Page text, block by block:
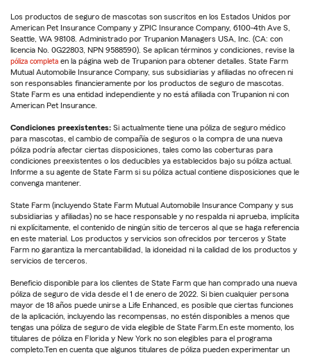
Los productos de seguro de mascotas son suscritos en los Estados Unidos por
American Pet Insurance Company y ZPIC Insurance Company, 6100-4th Ave S,
Seattle, WA 98108. Administrado por Trupanion Managers USA, Inc. (CA: con
licencia No. 0G22803, NPN 9588590). Se aplican términos y condiciones, revise la
póliza completa en la página web de Trupanion para obtener detalles. State Farm
Mutual Automobile Insurance Company, sus subsidiarias y afiliadas no ofrecen ni
son responsables financieramente por los productos de seguro de mascotas.
State Farm es una entidad independiente y no está afiliada con Trupanion ni con
American Pet Insurance.
Condiciones preexistentes: Si actualmente tiene una póliza de seguro médico
para mascotas, el cambio de compañía de seguros o la compra de una nueva
póliza podría afectar ciertas disposiciones, tales como las coberturas para
condiciones preexistentes o los deducibles ya establecidos bajo su póliza actual.
Informe a su agente de State Farm si su póliza actual contiene disposiciones que le
convenga mantener.
State Farm (incluyendo State Farm Mutual Automobile Insurance Company y sus
subsidiarias y afiliadas) no se hace responsable y no respalda ni aprueba, implícita
ni explícitamente, el contenido de ningún sitio de terceros al que se haga referencia
en este material. Los productos y servicios son ofrecidos por terceros y State
Farm no garantiza la mercantabilidad, la idoneidad ni la calidad de los productos y
servicios de terceros.
Beneficio disponible para los clientes de State Farm que han comprado una nueva
póliza de seguro de vida desde el 1 de enero de 2022. Si bien cualquier persona
mayor de 18 años puede unirse a Life Enhanced, es posible que ciertas funciones
de la aplicación, incluyendo las recompensas, no estén disponibles a menos que
tengas una póliza de seguro de vida elegible de State Farm.En este momento, los
titulares de póliza en Florida y New York no son elegibles para el programa
completo.Ten en cuenta que algunos titulares de póliza pueden experimentar un